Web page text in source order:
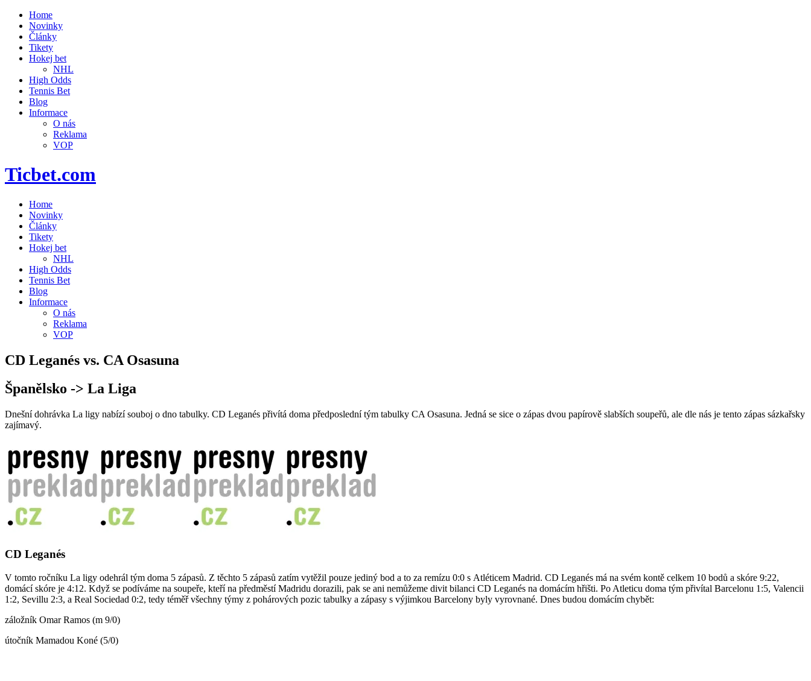
Home
Novinky
Články
Tikety
Hokej bet
NHL
High Odds
Tennis Bet
Blog
Informace
O nás
Reklama
VOP
Ticbet.com
Home
Novinky
Články
Tikety
Hokej bet
NHL
High Odds
Tennis Bet
Blog
Informace
O nás
Reklama
VOP
CD Leganés vs. CA Osasuna
Španělsko -> La Liga
Dnešní dohrávka La ligy nabízí souboj o dno tabulky. CD Leganés přivítá doma předposlední tým tabulky CA Osasuna. Jedná se sice o zápas dvou papírově slabších soupeřů, ale dle nás je tento zápas sázkařsky
zajímavý.
CD Leganés
V tomto ročníku La ligy odehrál tým doma 5 zápasů. Z těchto 5 zápasů zatím vytěžil pouze jediný bod a to za remízu 0:0 s Atléticem Madrid. CD Leganés má na svém kontě celkem 10 bodů a skóre 9:22,
domácí skóre je 4:12. Když se podíváme na soupeře, kteří na předměstí Madridu dorazili, pak se ani nemůžeme divit bilanci CD Leganés na domácím hřišti. Po Atleticu doma tým přivítal Barcelonu 1:5, Valencii
1:2, Sevillu 2:3, a Real Sociedad 0:2, tedy téměř všechny týmy z pohárových pozic tabulky a zápasy s výjimkou Barcelony byly vyrovnané. Dnes budou domácím chybět:
záložník Omar Ramos (m 9/0)
útočník Mamadou Koné (5/0)